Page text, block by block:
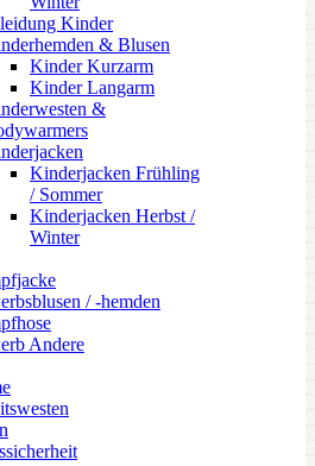
Kinder
& Blusen
Kinder Kurzarm
Kinder Langarm
&
Kinderjacken Frühling
/ Sommer
Kinderjacken Herbst /
Winter
/ -hemden
Andere